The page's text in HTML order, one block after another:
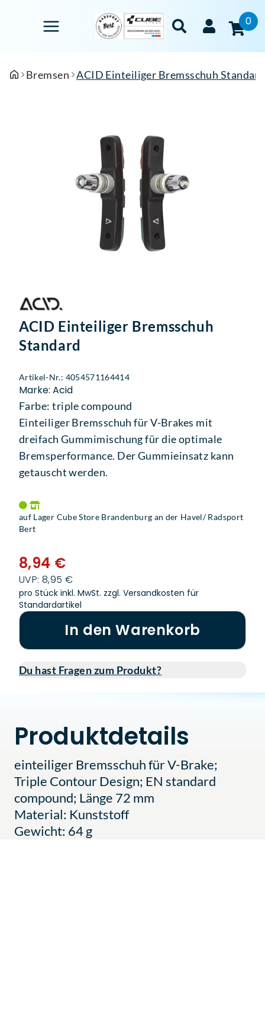
0
Bremsen ACID Einteiliger Bremsschuh Standard
ACID Einteiliger Bremsschuh
Standard
Artikel-Nr.: 4054571164414
Marke: Acid
Farbe: triple compound
Einteiliger Bremsschuh für V-Brakes mit
dreifach Gummimischung für die optimale
Bremsperformance. Der Gummieinsatz kann
getauscht werden.
auf Lager Cube Store Brandenburg an der Havel/ Radsport
Bert
8,94 €
UVP: 8,95 €
pro Stück inkl. MwSt. zzgl. Versandkosten für
Standardartikel
In den Warenkorb
Du hast Fragen zum Produkt?
Produktdetails
einteiliger Bremsschuh für V-Brake;
Triple Contour Design; EN standard
compound; Länge 72 mm
Material: Kunststoff
Gewicht: 64 g